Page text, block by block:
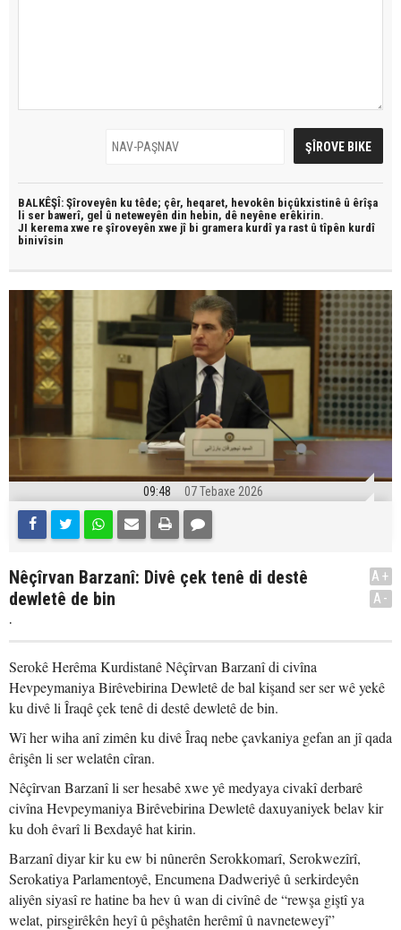
BALKÊŞÎ: Şîroveyên ku têde; çêr, heqaret, hevokên biçûkxistinê û êrîşa
li ser bawerî, gel û neteweyên din hebin, dê neyêne erêkirin.
JI kerema xwe re şîroveyên xwe jî bi gramera kurdî ya rast û tîpên kurdî
binivîsin
09:48 07 Tebaxe 2026
Nêçîrvan Barzanî: Divê çek tenê di destê
dewletê de bin
.
A+
A-
Serokê Herêma Kurdistanê Nêçîrvan Barzanî di civîna
Hevpeymaniya Birêvebirina Dewletê de bal kişand ser ser wê yekê
ku divê li Îraqê çek tenê di destê dewletê de bin.
Wî her wiha anî zimên ku divê Îraq nebe çavkaniya gefan an jî qada
êrişên li ser welatên cîran.
Nêçîrvan Barzanî li ser hesabê xwe yê medyaya civakî derbarê
civîna Hevpeymaniya Birêvebirina Dewletê daxuyaniyek belav kir
ku doh êvarî li Bexdayê hat kirin.
Barzanî diyar kir ku ew bi nûnerên Serokkomarî, Serokwezîrî,
Serokatiya Parlamentoyê, Encumena Dadweriyê û serkirdeyên
aliyên siyasî re hatine ba hev û wan di civînê de “rewşa giştî ya
welat, pirsgirêkên heyî û pêşhatên herêmî û navneteweyî”